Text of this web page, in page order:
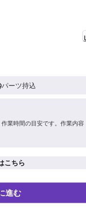
パーツ持込
業時間の目安です。作業内容
こちら
進む